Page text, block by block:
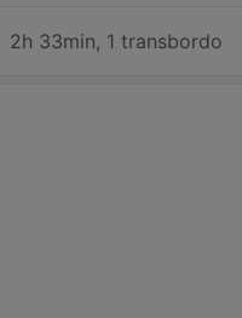
2h 33min, 1 transbordo